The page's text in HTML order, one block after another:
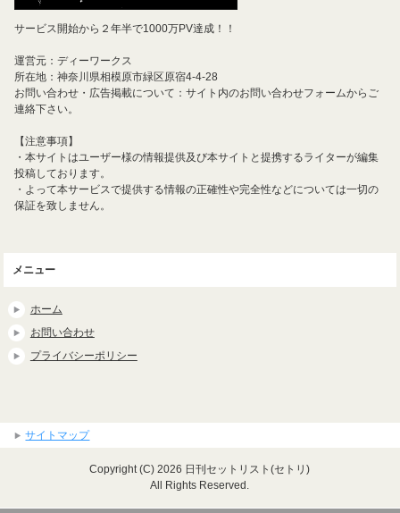
サービス開始から２年半で1000万PV達成！！
運営元：ディーワークス
所在地：神奈川県相模原市緑区原宿4-4-28
お問い合わせ・広告掲載について：サイト内のお問い合わせフォームからご
連絡下さい。
【注意事項】
・本サイトはユーザー様の情報提供及び本サイトと提携するライターが編集
投稿しております。
・よって本サービスで提供する情報の正確性や完全性などについては一切の
保証を致しません。
メニュー
ホーム
お問い合わせ
プライバシーポリシー
サイトマップ
Copyright (C) 2026 日刊セットリスト(セトリ)
All Rights Reserved.